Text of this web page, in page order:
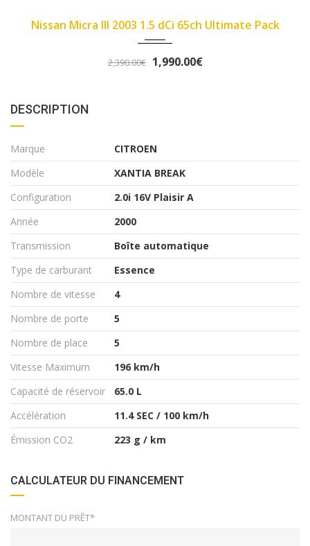
Pack Fiat Panda II 2007 1.1 8v 54ch
3,490.00€
DESCRIPTION
Marque
CITROEN
Modèle
XANTIA BREAK
Configuration
2.0i 16V Plaisir A
Année
2000
Transmission
Boîte automatique
Type de carburant
Essence
Nombre de vitesse
4
Nombre de porte
5
Nombre de place
5
Vitesse Maximum
196 km/h
Capacité de réservoir
65.0 L
Accélération
11.4 SEC / 100 km/h
Émission CO2
223 g / km
CALCULATEUR DU FINANCEMENT
MONTANT DU PRÊT*